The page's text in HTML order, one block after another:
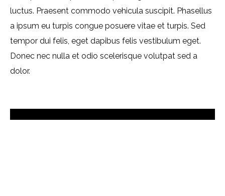
luctus. Praesent commodo vehicula suscipit. Phasellus
a ipsum eu turpis congue posuere vitae et turpis. Sed
tempor dui felis, eget dapibus felis vestibulum eget.
Donec nec nulla et odio scelerisque volutpat sed a
dolor.